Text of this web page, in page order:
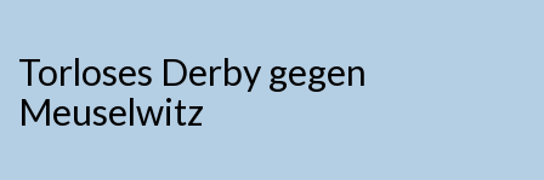
Torloses Derby gegen
Meuselwitz